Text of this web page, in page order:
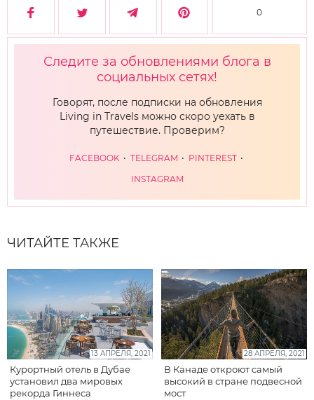
0
Следите за обновлениями блога в
социальных сетях!
Говорят, после подписки на обновления
Living in Travels можно скоро уехать в
путешествие. Проверим?
FACEBOOK TELEGRAM
PINTEREST
INSTAGRAM
ЧИТАЙТЕ ТАКЖЕ
13 АПРЕЛЯ, 2021
Курортный отель в Дубае
установил два мировых
рекорда Гиннеса
28 АПРЕЛЯ, 2021
В Канаде откроют самый
высокий в стране подвесной
мост